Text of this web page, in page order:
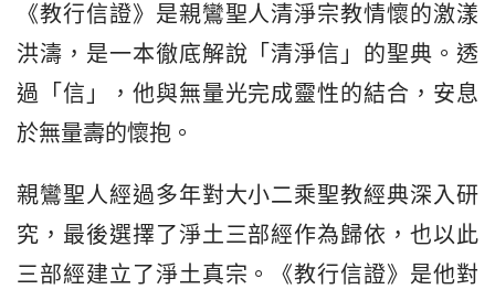
《教行信證》是親鸞聖人清淨宗教情懷的激漾
洪濤，是一本徹底解說「清淨信」的聖典。透
過「信」，他與無量光完成靈性的結合，安息
於無量壽的懷抱。
親鸞聖人經過多年對大小二乘聖教經典深入研
究，最後選擇了淨土三部經作為歸依，也以此
三部經建立了淨土真宗。《教行信證》是他對